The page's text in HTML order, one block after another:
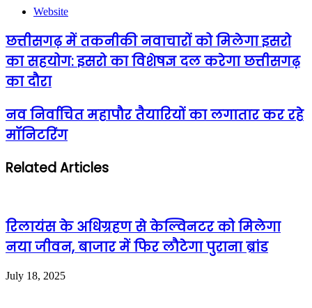
Website
छत्तीसगढ़ में तकनीकी नवाचारों को मिलेगा इसरो
का सहयोग: इसरो का विशेषज्ञ दल करेगा छत्तीसगढ़
का दौरा
नव निर्वाचित महापौर तैयारियों का लगातार कर रहे
मॉनिटरिंग
Related Articles
रिलायंस के अधिग्रहण से केल्विनटर को मिलेगा
नया जीवन, बाजार में फिर लौटेगा पुराना ब्रांड
July 18, 2025